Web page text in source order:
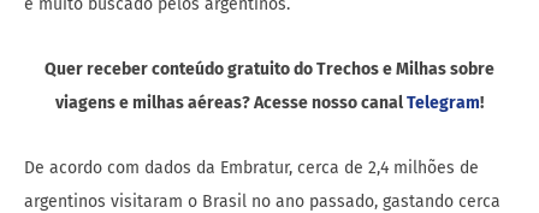
é muito buscado pelos argentinos.
Quer receber conteúdo gratuito do Trechos e Milhas sobre
viagens e milhas aéreas? Acesse nosso canalTelegram!
De acordo com dados da Embratur, cerca de 2,4 milhões de
argentinos visitaram o Brasil no ano passado, gastando cerca